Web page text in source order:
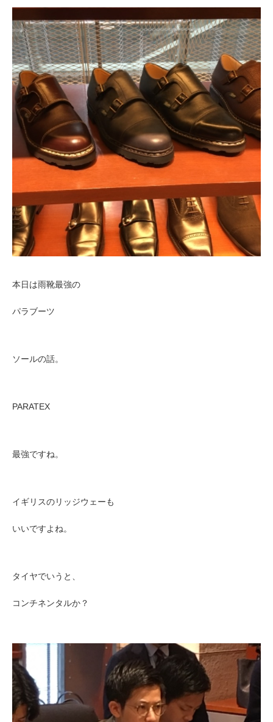
本日は雨靴最強の
パラブーツ
ソールの話。
PARATEX
最強ですね。
イギリスのリッジウェーも
いいですよね。
タイヤでいうと、
コンチネンタルか？